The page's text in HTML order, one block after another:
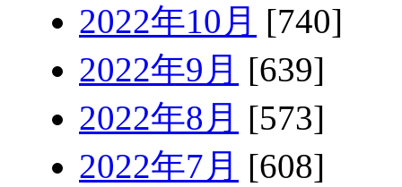
2022年10月 [740]
2022年9月 [639]
2022年8月 [573]
2022年7月 [608]